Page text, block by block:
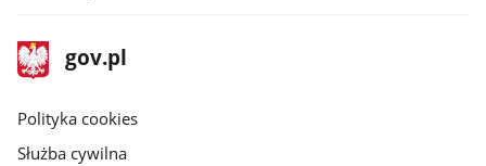
stopka
gov.pl
Strona
gov.pl
gov.pl
Polityka cookies
Służba cywilna